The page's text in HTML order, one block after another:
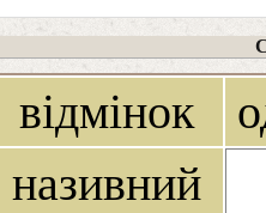
відмінок
називний